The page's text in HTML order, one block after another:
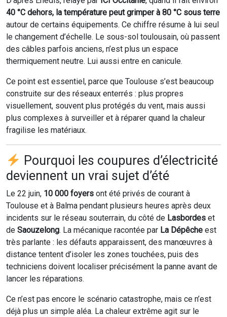
40 °C dehors, la température peut grimper à 80 °C sous terre
autour de certains équipements. Ce chiffre résume à lui seul
le changement d’échelle. Le sous-sol toulousain, où passent
des câbles parfois anciens, n’est plus un espace
thermiquement neutre. Lui aussi entre en canicule.
Ce point est essentiel, parce que Toulouse s’est beaucoup
construite sur des réseaux enterrés : plus propres
visuellement, souvent plus protégés du vent, mais aussi
plus complexes à surveiller et à réparer quand la chaleur
fragilise les matériaux.
Pourquoi les coupures d’électricité
deviennent un vrai sujet d’été
Le 22 juin, 10 000 foyers ont été privés de courant à
Toulouse et à Balma pendant plusieurs heures après deux
incidents sur le réseau souterrain, du côté de Lasbordes et
de Saouzelong. La mécanique racontée par La Dépêche est
très parlante : les défauts apparaissent, des manœuvres à
distance tentent d’isoler les zones touchées, puis des
techniciens doivent localiser précisément la panne avant de
lancer les réparations.
Ce n’est pas encore le scénario catastrophe, mais ce n’est
déjà plus un simple aléa. La chaleur extrême agit sur le